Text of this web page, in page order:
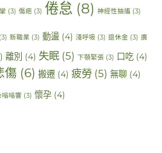
(3) 傷疤 (3) 倦怠 (8) 神經性抽搐 (3)
(3) 新職業 (3) 動盪 (4) 淺呼吸 (3) 退休金 (3) 廣
離別 (4) 失眠 (5) 下顎緊張 (3) 口吃 (4)
傷 (6) 搬遷 (4) 疲勞 (5) 無聊 (4)
嗡嗡響 (3) 懷孕 (4)